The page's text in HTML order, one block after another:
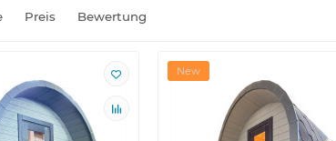
Preis Bewertung
New